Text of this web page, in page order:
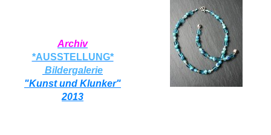
Archiv
*AUSSTELLUNG*
Bildergalerie
"Kunst und Klunker"
2013